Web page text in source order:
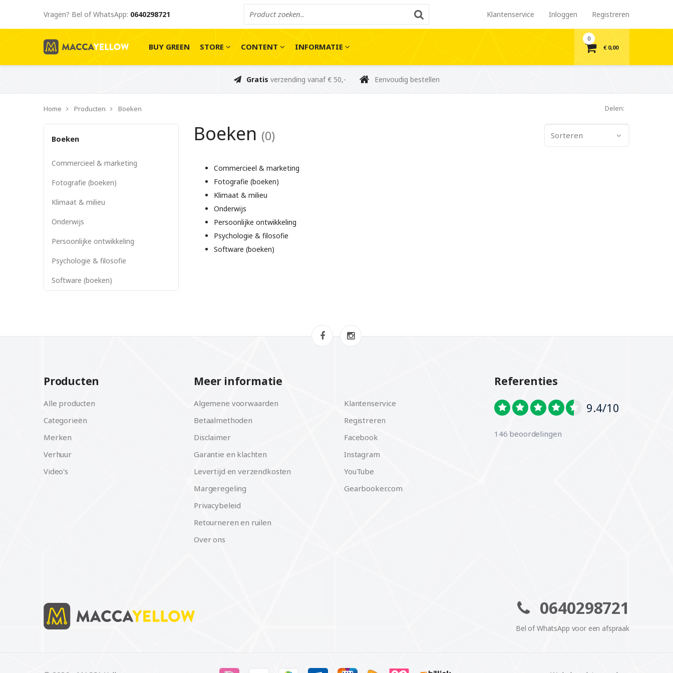
Vragen? Bel of WhatsApp: 0640298721 Klantenservice Inloggen Registreren
BUY GREEN STORE CONTENT INFORMATIE
0
€ 0,00
Gratis verzending vanaf € 50,- Eenvoudig bestellen
Home Producten Boeken Delen:
Boeken
Commercieel & marketing
Fotografie (boeken)
Klimaat & milieu
Onderwijs
Persoonlijke ontwikkeling
Psychologie & filosofie
Software (boeken)
Sorteren
Boeken (0)
Commercieel & marketing
Fotografie (boeken)
Klimaat & milieu
Onderwijs
Persoonlijke ontwikkeling
Psychologie & filosofie
Software (boeken)
Producten
Alle producten
Categorieën
Merken
Verhuur
Video's
Meer informatie
Algemene voorwaarden
Betaalmethoden
Disclaimer
Garantie en klachten
Levertijd en verzendkosten
Margeregeling
Privacybeleid
Retourneren en ruilen
Over ons
Klantenservice
Registreren
Facebook
Instagram
YouTube
Gearbooker.com
Referenties
9.4/10
146 beoordelingen
0640298721
Bel of WhatsApp voor een afspraak